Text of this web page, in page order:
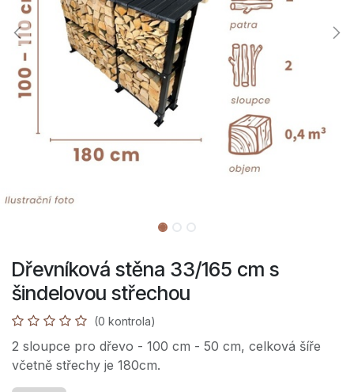
Dřevníková stěna 33/165 cm s
šindelovou střechou
(0 kontrola)
2 sloupce pro dřevo - 100 cm - 50 cm, celková šíře
včetně střechy je 180cm.